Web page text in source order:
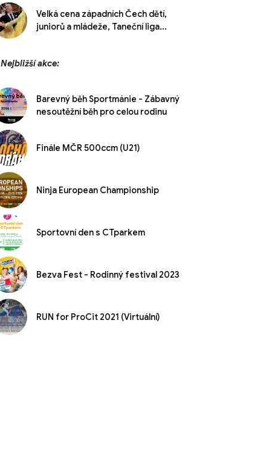
Velká cena západních Čech dětí,
juniorů a mládeže, Taneční liga...
Nejbližší akce:
Barevný běh Sportmánie - Zábavný
nesoutěžní běh pro celou rodinu
Finále MČR 500ccm (U21)
Ninja European Championship
Sportovní den s CTparkem
Bezva Fest - Rodinný festival 2023
RUN for ProCit 2021 (Virtuální)